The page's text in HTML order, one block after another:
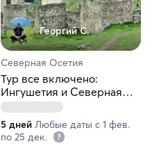
Георгий С.
Северная Осетия
Тур все включено:
Ингушетия и Северная
Осетия
5 дней Любые даты с 1 фев.
по 25 дек.